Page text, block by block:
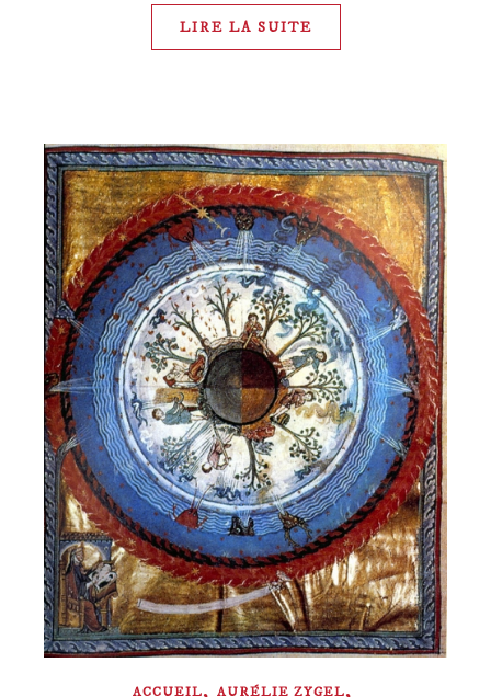
LIRE LA SUITE
ACCUEIL, AURÉLIE ZYGEL,